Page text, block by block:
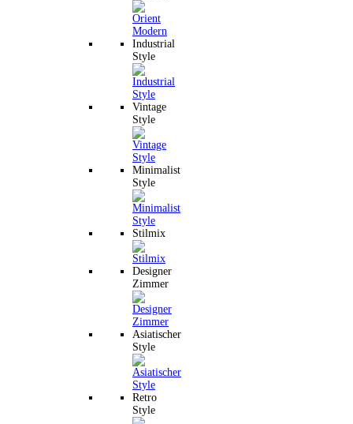
Industrial
Style
Vintage
Style
Minimalist
Style
Stilmix
Designer
Zimmer
Asiatischer
Style
Retro
Style